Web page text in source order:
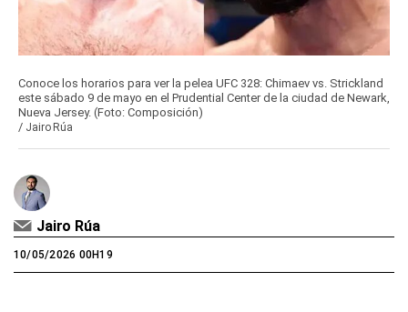
Conoce los horarios para ver la pelea UFC 328: Chimaev vs. Strickland
este sábado 9 de mayo en el Prudential Center de la ciudad de Newark,
Nueva Jersey. (Foto: Composición)
/ Jairo Rúa
Jairo Rúa
10/05/2026 00H19